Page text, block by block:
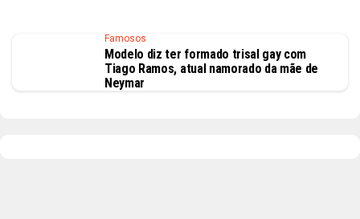
Famosos
Modelo diz ter formado trisal gay com
Tiago Ramos, atual namorado da mãe de
Neymar